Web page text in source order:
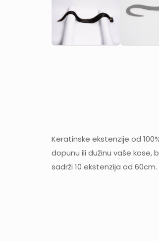
Keratinske ekstenzije od
dopunu ili dužinu vaše kose,
sadrži 10 ekstenzija od 60cm.